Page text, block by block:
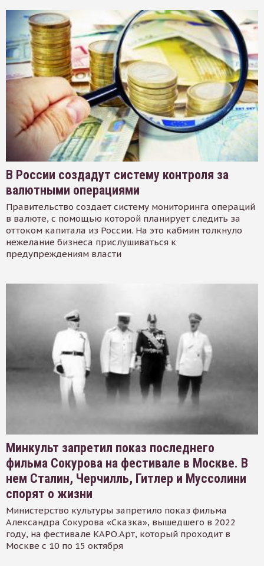
В России создадут систему контроля за
валютными операциями
Правительство создает систему мониторинга операций
в валюте, с помощью которой планирует следить за
оттоком капитала из России. На это кабмин толкнуло
нежелание бизнеса прислушиваться к
предупреждениям власти
Минкульт запретил показ последнего
фильма Сокурова на фестивале в Москве. В
нем Сталин, Черчилль, Гитлер и Муссолини
спорят о жизни
Министерство культуры запретило показ фильма
Александра Сокурова «Сказка», вышедшего в 2022
году, на фестивале КАРО.Арт, который проходит в
Москве с 10 по 15 октября